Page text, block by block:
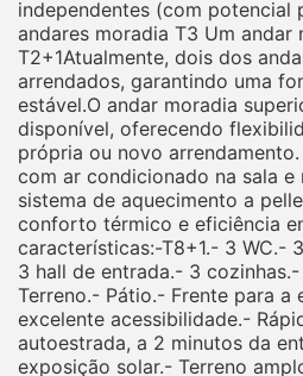
independentes (com potencial
andares moradia T3 Um andar
T2+1Atualmente, dois dos
arrendados, garantindo uma
estável.O andar moradia
disponível, oferecendo
própria ou novo
com ar condicionado na sala
sistema de aquecimento a
conforto térmico e eficiência
características:-T8+1.- 3 WC.-
3 hall de entrada.- 3
Terreno.- Pátio.- Frente para a
excelente acessibilidade.-
autoestrada, a 2 minutos da
exposição solar.- Terreno